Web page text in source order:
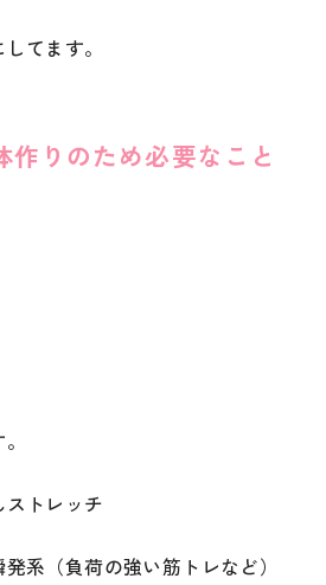
てます。
作りのため必要なこと
トレッチ
系（負荷の強い筋トレなど）